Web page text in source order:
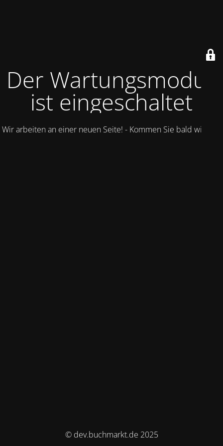
Der Wartungsmodus
ist eingeschaltet
Wir arbeiten an einer neuen Seite! - Kommen Sie bald wieder.
© dev.buchmarkt.de 2025